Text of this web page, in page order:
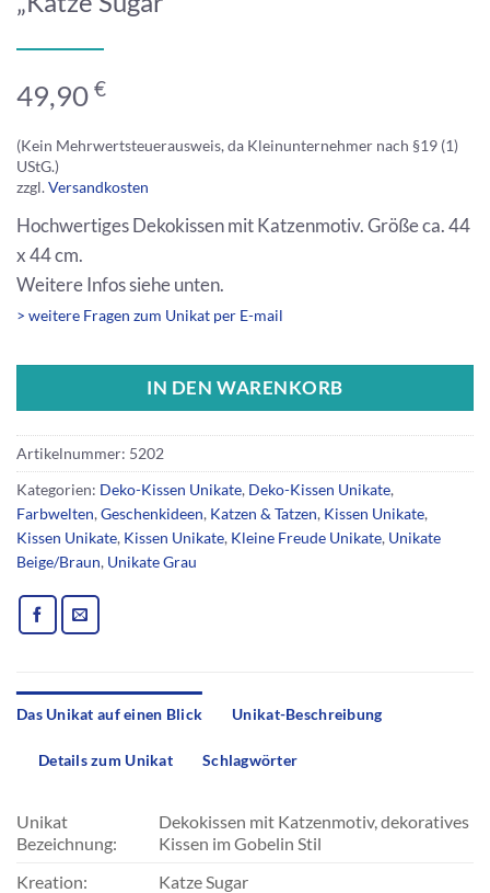
49,90 €
(Kein Mehrwertsteuerausweis, da Kleinunternehmer nach §19 (1)
UStG.)
zzgl.Versandkosten
Hochwertiges Dekokissen mit Katzenmotiv. Größe ca. 44
x 44 cm.
Weitere Infos siehe unten.
> weitere Fragen zum Unikat per E-mail
IN DEN WARENKORB
Artikelnummer: 5202
Kategorien: Deko-Kissen Unikate, Deko-Kissen Unikate,
Farbwelten,Geschenkideen, Katzen & Tatzen, Kissen Unikate,
Kissen Unikate, Kissen Unikate, Kleine Freude Unikate, Unikate
Beige/Braun, Unikate Grau
Das Unikat auf einen Blick Unikat-Beschreibung
Details zum Unikat Schlagwörter
Unikat
Bezeichnung:
Dekokissen mit Katzenmotiv, dekoratives
Kissen im Gobelin Stil
Kreation:
Katze Sugar